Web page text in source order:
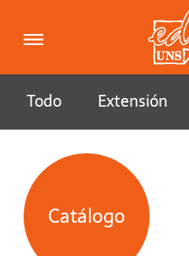
Todo Extensión
Catálogo